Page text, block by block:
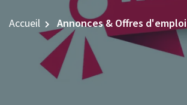
Accueil Annonces & Offres d'emploi